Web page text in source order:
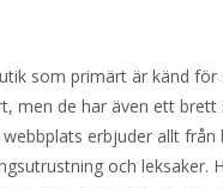
som primärt är känd för
men de har även ett
erbjuder allt från
och leksaker.